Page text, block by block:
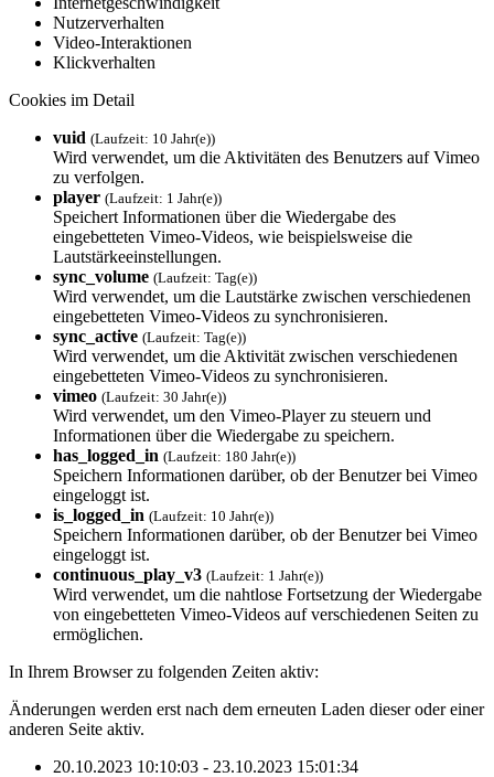
Nutzerverhalten
Video-Interaktionen
Klickverhalten
Cookies im Detail
vuid (Laufzeit: 10 Jahr(e))
Wird verwendet, um die Aktivitäten des Benutzers auf Vimeo
zu verfolgen.
player (Laufzeit: 1 Jahr(e))
Speichert Informationen über die Wiedergabe des
eingebetteten Vimeo-Videos, wie beispielsweise die
Lautstärkeeinstellungen.
sync_volume (Laufzeit: Tag(e))
Wird verwendet, um die Lautstärke zwischen verschiedenen
eingebetteten Vimeo-Videos zu synchronisieren.
sync_active (Laufzeit: Tag(e))
Wird verwendet, um die Aktivität zwischen verschiedenen
eingebetteten Vimeo-Videos zu synchronisieren.
vimeo (Laufzeit: 30 Jahr(e))
Wird verwendet, um den Vimeo-Player zu steuern und
Informationen über die Wiedergabe zu speichern.
has_logged_in (Laufzeit: 180 Jahr(e))
Speichern Informationen darüber, ob der Benutzer bei Vimeo
eingeloggt ist.
is_logged_in (Laufzeit: 10 Jahr(e))
Speichern Informationen darüber, ob der Benutzer bei Vimeo
eingeloggt ist.
continuous_play_v3 (Laufzeit: 1 Jahr(e))
Wird verwendet, um die nahtlose Fortsetzung der Wiedergabe
von eingebetteten Vimeo-Videos auf verschiedenen Seiten zu
ermöglichen.
In Ihrem Browser zu folgenden Zeiten aktiv:
Änderungen werden erst nach dem erneuten Laden dieser oder einer
anderen Seite aktiv.
20.10.2023 10:10:03 - 23.10.2023 15:01:34